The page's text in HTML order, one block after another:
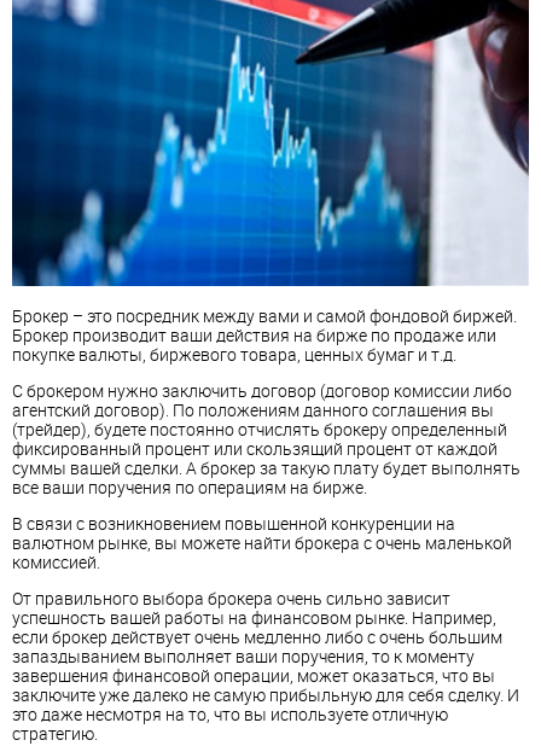
Брокер – это посредник между вами и самой фондовой биржей.
Брокер производит ваши действия на бирже по продаже или
покупке валюты, биржевого товара, ценных бумаг и т.д.
С брокером нужно заключить договор (договор комиссии либо
агентский договор). По положениям данного соглашения вы
(трейдер), будете постоянно отчислять брокеру определенный
фиксированный процент или скользящий процент от каждой
суммы вашей сделки. А брокер за такую плату будет выполнять
все ваши поручения по операциям на бирже.
В связи с возникновением повышенной конкуренции на
валютном рынке, вы можете найти брокера с очень маленькой
комиссией.
От правильного выбора брокера очень сильно зависит
успешность вашей работы на финансовом рынке. Например,
если брокер действует очень медленно либо с очень большим
запаздыванием выполняет ваши поручения, то к моменту
завершения финансовой операции, может оказаться, что вы
заключите уже далеко не самую прибыльную для себя сделку. И
это даже несмотря на то, что вы используете отличную
стратегию.